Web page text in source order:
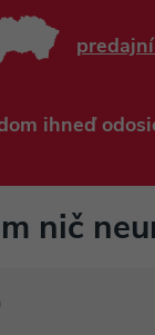
ihneď
nič